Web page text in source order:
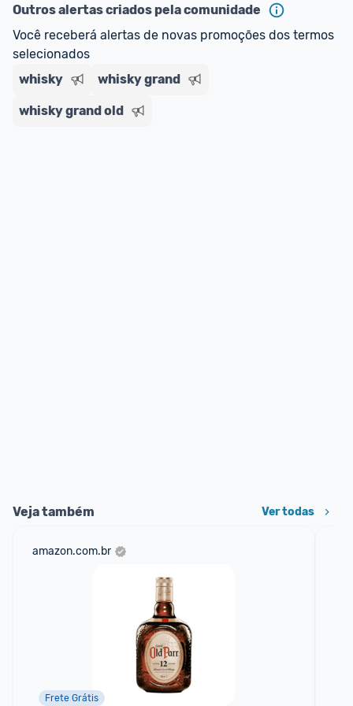
ou MercadoLíder Platinum.
E lembre-se:
comunidade para tirar dúvidas ou acionar os
comentário ou através do
Outros alertas criados pela comunidade
Você receberá alertas de novas promoções dos termos
selecionados
whisky
whisky grand
whisky grand old
Veja também Ver todas
amazon.com.br
Frete Grátis